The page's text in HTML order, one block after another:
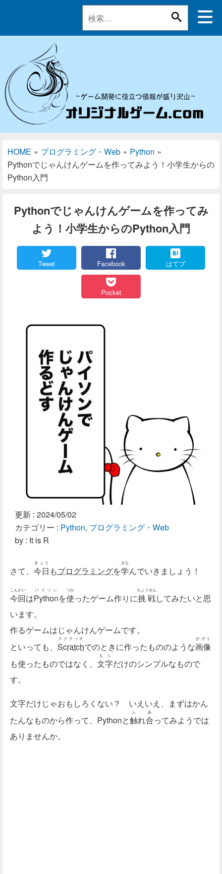
HOME » プログラミング・Web » Python »
Pythonでじゃんけんゲームを作ってみよう！小学生からの
Python入門
Pythonでじゃんけんゲームを作ってみ
よう！小学生からのPython入門
Tweet Facebook はてブ
Pocket
更新 : 2024/05/02
カテゴリー : Python, プログラミング・Web
by : It is R
さて、 今日
きょう
もプログラミングを学
まな
んでいきましょう！
今回
こんかい
はPython
パイソン
を使
つか
ったゲーム作りに挑戦
ちょうせん
してみたいと思
います。
作るゲームはじゃんけんゲームです。
といっても、 Scratch
スクラッチ
でのときに作ったもののような画像
がぞう
も使ったものではなく、 文字
もじ
だけのシンプルなもので
す。
文字だけじゃおもしろくない？ いえいえ、まずはかん
たんなものから作って、Pythonと触
ふ
れ合
あ
ってみようでは
ありませんか。